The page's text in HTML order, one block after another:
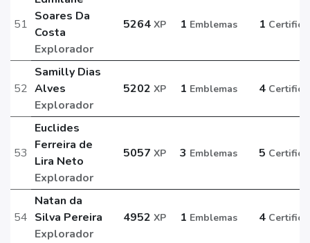
51
Soares Da
Costa
Explorador
5264 XP 1 Emblemas 1
52
Samilly Dias
Alves
Explorador
5202 XP 1 Emblemas 4
53
Euclides
Ferreira de
Lira Neto
Explorador
5057 XP 3 Emblemas 5
54
Natan da
Silva Pereira
Explorador
4952 XP 1 Emblemas 4